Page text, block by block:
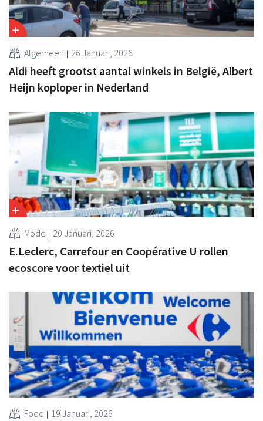
Algemeen 26 Januari, 2026
Aldi heeft grootst aantal winkels in België, Albert
Heijn koploper in Nederland
Mode 20 Januari, 2026
E.Leclerc, Carrefour en Coopérative U rollen
ecoscore voor textiel uit
Food 19 Januari, 2026